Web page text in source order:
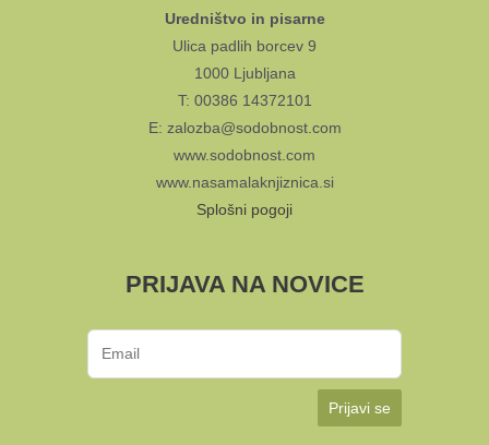
Uredništvo in pisarne
Ulica padlih borcev 9
1000 Ljubljana
T: 00386 14372101
E: zalozba@sodobnost.com
www.sodobnost.com
www.nasamalaknjiznica.si
Splošni pogoji
PRIJAVA NA NOVICE
Prijavi se